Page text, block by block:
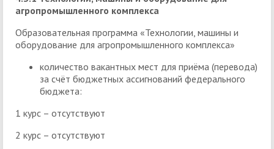
агропромышленного комплекса
Образовательная программа «Технологии, машины и
оборудование для агропромышленного комплекса»
количество вакантных мест для приёма (перевода)
за счёт бюджетных ассигнований федерального
бюджета:
1 курс – отсутствуют
2 курс – отсутствуют